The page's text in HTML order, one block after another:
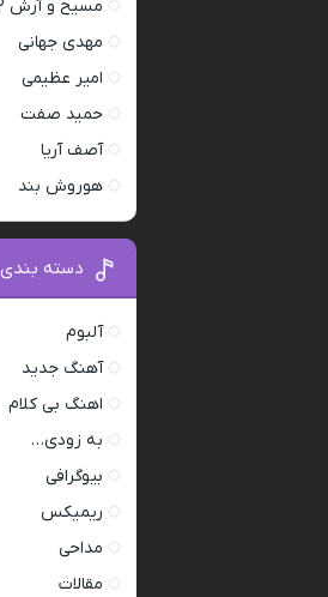
مسیح و آرش AP
مهدی جهانی
امیر عظیمی
حمید صفت
آصف آریا
هوروش بند
دسته بندی
آلبوم
آهنگ جدید
اهنگ بی کلام
به زودی…
بیوگرافی
ریمیکس
مداحی
مقالات